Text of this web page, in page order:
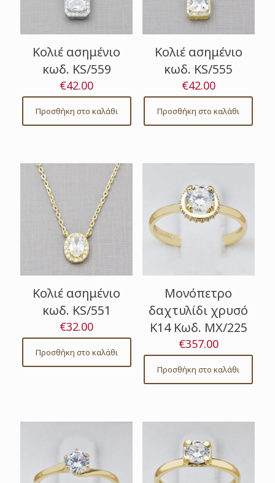
Κολιέ ασημένιο
κωδ. KS/559
€42.00
Προσθήκη στο καλάθι
Κολιέ ασημένιο
κωδ. KS/555
€42.00
Προσθήκη στο καλάθι
Κολιέ ασημένιο
κωδ. KS/551
€32.00
Προσθήκη στο καλάθι
Μονόπετρο
δαχτυλίδι χρυσό
Κ14 Κωδ. ΜΧ/225
€357.00
Προσθήκη στο καλάθι